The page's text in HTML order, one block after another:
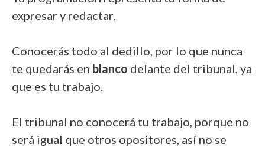
expresar y redactar.
Conocerás todo al dedillo, por lo que nunca
te quedarás en blanco delante del tribunal, ya
que es tu trabajo.
El tribunal no conocerá tu trabajo, porque no
será igual que otros opositores, así no se